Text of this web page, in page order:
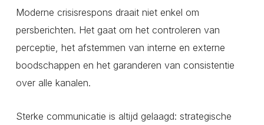
Moderne crisisrespons draait niet enkel om
persberichten. Het gaat om het controleren van
perceptie, het afstemmen van interne en externe
boodschappen en het garanderen van consistentie
over alle kanalen.
Sterke communicatie is altijd gelaagd: strategische